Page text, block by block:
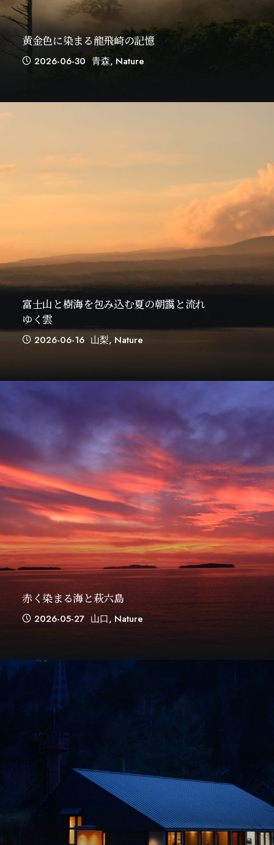
黄金色に染まる龍飛崎の記憶
2026-06-30 青森, Nature
富士山と樹海を包み込む夏の朝靄と流れ
ゆく雲
2026-06-16 山梨, Nature
赤く染まる海と萩六島
2026-05-27 山口, Nature